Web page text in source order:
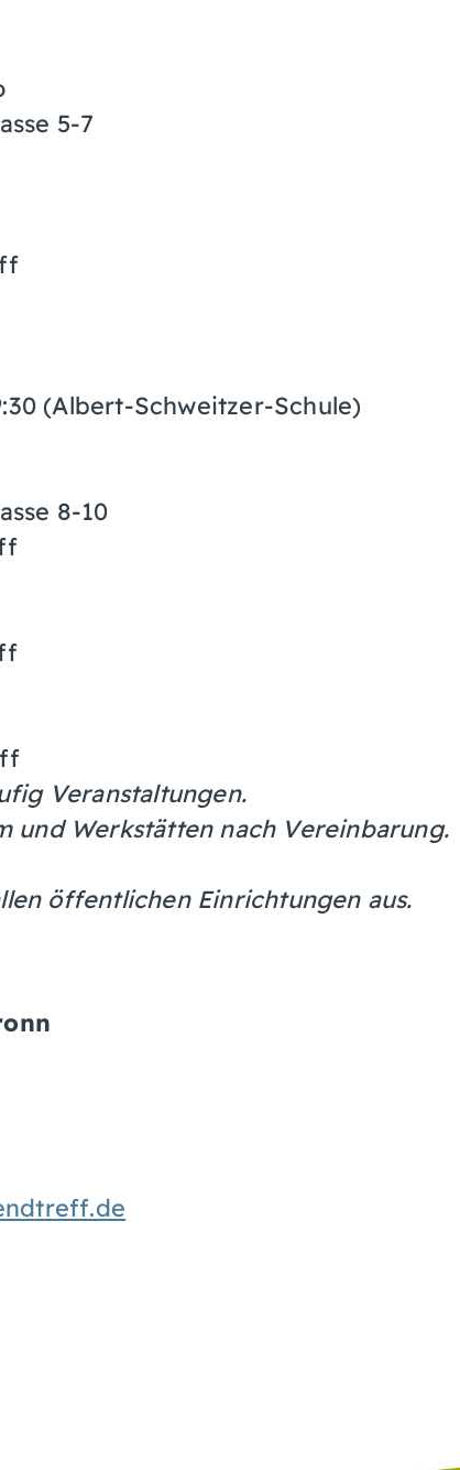
5-7
(Albert-Schweitzer-Schule)
8-10
Veranstaltungen.
und Werkstätten nach Vereinbarung.
öffentlichen Einrichtungen aus.